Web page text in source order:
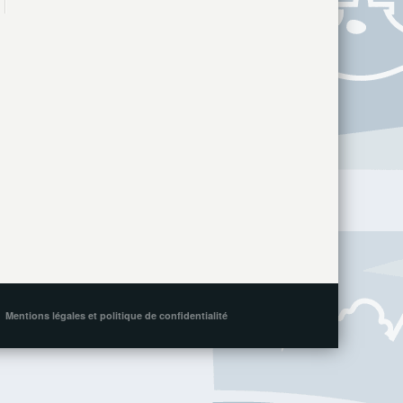
Mentions légales et politique de confidentialité